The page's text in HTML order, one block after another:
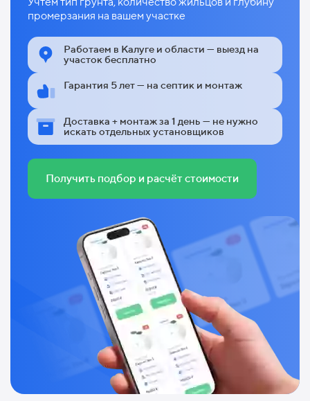
промерзания на вашем участке
Работаем в Калуге и области — выезд на
участок бесплатно
Гарантия 5 лет — на септик и монтаж
Доставка + монтаж за 1 день — не нужно
искать отдельных установщиков
Получить подбор и расчёт стоимости